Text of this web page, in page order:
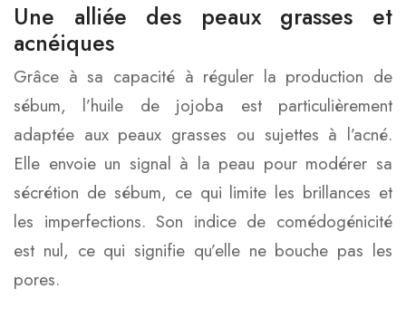
Une alliée des peaux grasses et
acnéiques
Grâce à sa capacité à réguler la production de
sébum, l’huile de jojoba est particulièrement
adaptée aux peaux grasses ou sujettes à l’acné.
Elle envoie un signal à la peau pour modérer sa
sécrétion de sébum, ce qui limite les brillances et
les imperfections. Son indice de comédogénicité
est nul, ce qui signifie qu’elle ne bouche pas les
pores.